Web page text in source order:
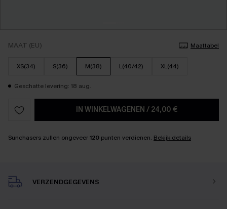
MAAT (EU) Maattabel
XS(34) S(36) M(38) L(40/42) XL(44)
Geschatte levering: 18 aug.
IN WINKELWAGENEN / 24,00 €
Sunchasers zullen ongeveer120 punten verdienen. Bekijk details
VERZENDGEGEVENS